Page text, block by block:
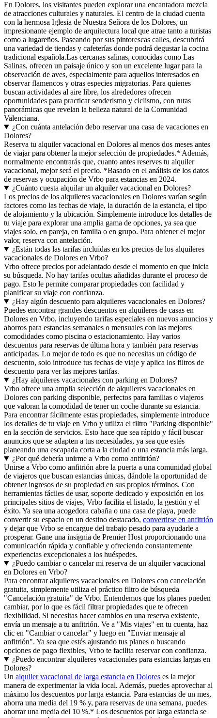
En Dolores, los visitantes pueden explorar una encantadora mezcla
de atracciones culturales y naturales. El centro de la ciudad cuenta
con la hermosa Iglesia de Nuestra Señora de los Dolores, un
impresionante ejemplo de arquitectura local que atrae tanto a turistas
como a lugareños. Paseando por sus pintorescas calles, descubrirá
una variedad de tiendas y cafeterías donde podrá degustar la cocina
tradicional española.Las cercanas salinas, conocidas como Las
Salinas, ofrecen un paisaje único y son un excelente lugar para la
observación de aves, especialmente para aquellos interesados en
observar flamencos y otras especies migratorias. Para quienes
buscan actividades al aire libre, los alrededores ofrecen
oportunidades para practicar senderismo y ciclismo, con rutas
panorámicas que revelan la belleza natural de la Comunidad
Valenciana.
¿Con cuánta antelación debo reservar una casa de vacaciones en
Dolores?
Reserva tu alquiler vacacional en Dolores al menos dos meses antes
de viajar para obtener la mejor selección de propiedades.* Además,
normalmente encontrarás que, cuanto antes reserves tu alquiler
vacacional, mejor será el precio. *Basado en el análisis de los datos
de reservas y ocupación de Vrbo para estancias en 2024.
¿Cuánto cuesta alquilar un alquiler vacacional en Dolores?
Los precios de los alquileres vacacionales en Dolores varían según
factores como las fechas de viaje, la duración de la estancia, el tipo
de alojamiento y la ubicación. Simplemente introduce los detalles de
tu viaje para explorar una amplia gama de opciones, ya sea que
viajes solo, en pareja, en familia o en grupo. Para obtener el mejor
valor, reserva con antelación.
¿Están todas las tarifas incluidas en los precios de los alquileres
vacacionales de Dolores en Vrbo?
Vrbo ofrece precios por adelantado desde el momento en que inicia
su búsqueda. No hay tarifas ocultas añadidas durante el proceso de
pago. Esto le permite comparar propiedades con facilidad y
planificar su viaje con confianza.
¿Hay algún descuento para alquileres vacacionales en Dolores?
Puedes encontrar grandes descuentos en alquileres de casas en
Dolores en Vrbo, incluyendo tarifas especiales en nuevos anuncios y
ahorros para estancias semanales o mensuales con las mejores
comodidades como piscina o estacionamiento. Hay varios
descuentos para reservas de última hora y también para reservas
anticipadas. Lo mejor de todo es que no necesitas un código de
descuento, solo introduce tus fechas de viaje y aplica los filtros de
descuento para ver las mejores tarifas.
¿Hay alquileres vacacionales con parking en Dolores?
Vrbo ofrece una amplia selección de alquileres vacacionales en
Dolores con parking disponible, perfectos para familias o viajeros
que valoran la comodidad de tener un coche durante su estancia.
Para encontrar fácilmente estas propiedades, simplemente introduce
los detalles de tu viaje en Vrbo y utiliza el filtro "Parking disponible"
en la sección de servicios. Esto hace que sea rápido y fácil buscar
anuncios que se adapten a tus necesidades, ya sea que estés
planeando una escapada corta a la ciudad o una estancia más larga.
¿Por qué debería unirme a Vrbo como anfitrión?
Unirse a Vrbo como anfitrión abre la puerta a una comunidad global
de viajeros que buscan estancias únicas, dándole la oportunidad de
obtener ingresos de su propiedad en sus propios términos. Con
herramientas fáciles de usar, soporte dedicado y exposición en los
principales sitios de viajes, Vrbo facilita el listado, la gestión y el
éxito. Ya sea una acogedora cabaña o una casa de playa, puede
convertir su espacio en un destino destacado, convertirse en anfitrión
y dejar que Vrbo se encargue del trabajo pesado para ayudarle a
prosperar. Gane una insignia de Premier Host proporcionando una
comunicación rápida y confiable y ofreciendo constantemente
experiencias excepcionales a los huéspedes.
¿Puedo cambiar o cancelar mi reserva de un alquiler vacacional
en Dolores en Vrbo?
Para encontrar alquileres vacacionales en Dolores con cancelación
gratuita, simplemente utiliza el práctico filtro de búsqueda
"Cancelación gratuita" de Vrbo. Entendemos que los planes pueden
cambiar, por lo que es fácil filtrar propiedades que te ofrecen
flexibilidad. Si necesitas hacer cambios en una reserva existente,
envía un mensaje a tu anfitrión. Ve a "Mis viajes" en tu cuenta, haz
clic en "Cambiar o cancelar" y luego en "Enviar mensaje al
anfitrión". Ya sea que estés ajustando tus planes o buscando
opciones de pago flexibles, Vrbo te facilita reservar con confianza.
¿Puedo encontrar alquileres vacacionales para estancias largas en
Dolores?
Un alquiler vacacional de larga estancia en Dolores es la mejor
manera de experimentar la vida local. Además, puedes aprovechar al
máximo los descuentos por larga estancia. Para estancias de un mes,
ahorra una media del 19 % y, para reservas de una semana, puedes
ahorrar una media del 10 %.* Los descuentos por larga estancia se